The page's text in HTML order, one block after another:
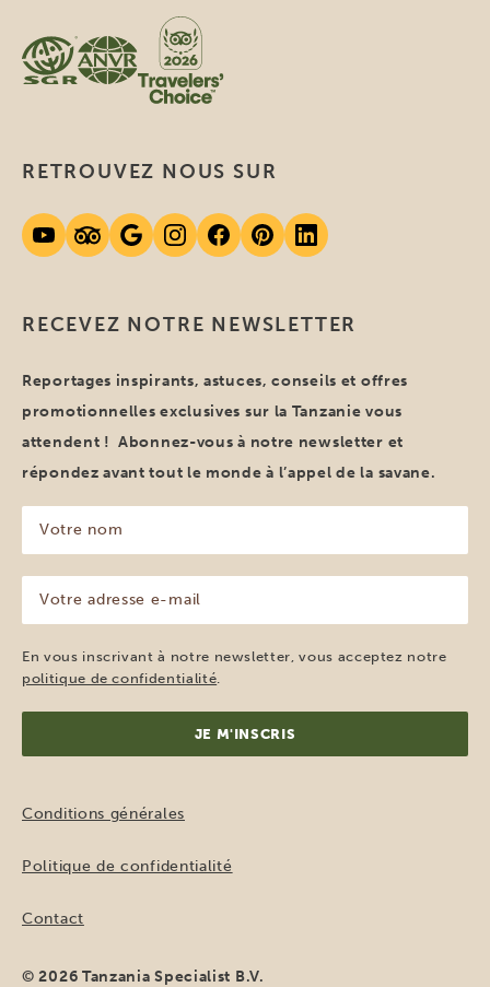
RECEVEZ NOTRE NEWSLETTER
Reportages inspirants, astuces, conseils et offres
promotionnelles exclusives sur la Tanzanie vous
attendent ! Abonnez-vous à notre newsletter et
répondez avant tout le monde à l’appel de la savane.
nom
(Nécessaire)
adresse
e-
mail
(Nécessaire)
En vous inscrivant à notre newsletter, vous acceptez notre
politique de confidentialité.
RETROUVEZ NOUS SUR
Conditions générales
Politique de confidentialité
Contact
© 2026 Tanzania Specialist B.V.